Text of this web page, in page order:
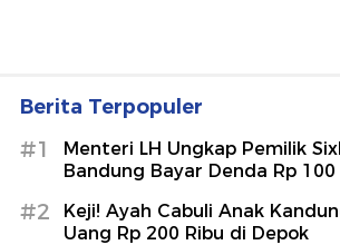
Berita Terpopuler
#1
Menteri LH Ungkap Pemilik
Bandung Bayar Denda Rp
#2
Keji! Ayah Cabuli Anak
Uang Rp 200 Ribu di Depok